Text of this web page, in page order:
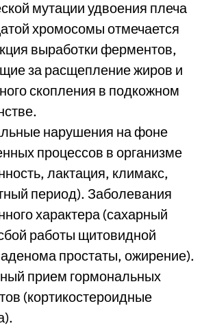
мутации удвоения плеча
хромосомы отмечается
выработки ферментов,
за расщепление жиров и
скопления в подкожном
нарушения на фоне
процессов в организме
лактация, климакс,
период). Заболевания
характера (сахарный
работы щитовидной
простаты, ожирение).
прием гормональных
(кортикостероидные